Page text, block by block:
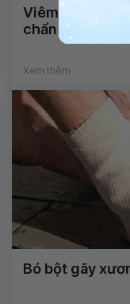
Viêm xương:
chẩn đoán và
Xem thêm
Bó bột gãy